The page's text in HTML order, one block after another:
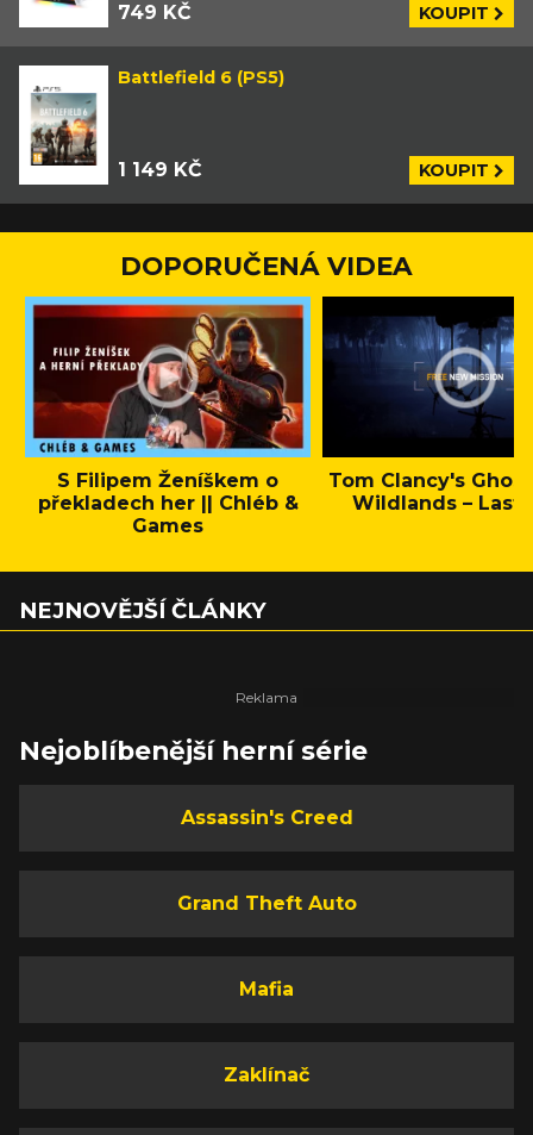
749 KČ KOUPIT
Battlefield 6 (PS5)
1 149 KČ KOUPIT
DOPORUČENÁ VIDEA
S Filipem Ženíškem o
překladech her || Chléb &
Games
Tom Clancy's
Wildlands – Last
NEJNOVĚJŠÍ ČLÁNKY
Nejoblíbenější herní série
Assassin's Creed
Grand Theft Auto
Mafia
Zaklínač